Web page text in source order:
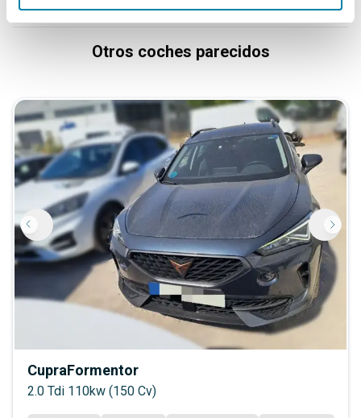
Otros coches parecidos
CupraFormentor
2.0 Tdi 110kw (150 Cv)